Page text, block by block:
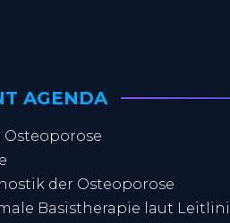
AGENDA
der Osteoporose
Basistherapie laut